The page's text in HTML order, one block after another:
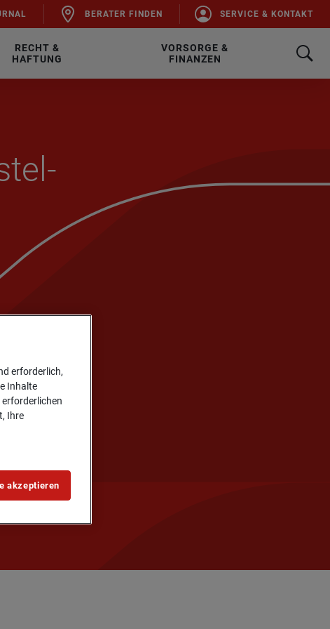
BE­RA­TER FIN­DEN SER­VICE & KON­TAKT
RECHT &
HAFTUNG
VORSORGE &
FINANZEN
erforderlich,
Inhalte
erforderlichen
Ihre
akzeptieren